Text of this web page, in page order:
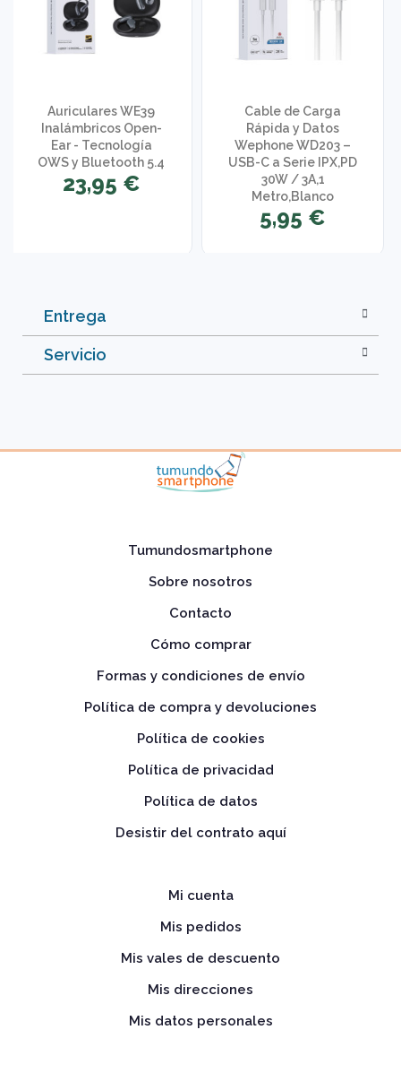
Auriculares WE39
Inalámbricos Open-
Ear - Tecnología
OWS y Bluetooth 5.4
23,95 €
Cable de Carga
Rápida y Datos
Wephone WD203 –
USB-C a Serie IPX,PD
30W / 3A,1
Metro,Blanco
5,95 €
Entrega
Servicio
Tumundosmartphone
Sobre nosotros
Contacto
Cómo comprar
Formas y condiciones de envío
Política de compra y devoluciones
Política de cookies
Política de privacidad
Política de datos
Desistir del contrato aquí
Mi cuenta
Mis pedidos
Mis vales de descuento
Mis direcciones
Mis datos personales